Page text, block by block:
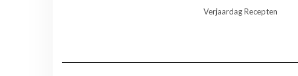
Verjaardag Recepten